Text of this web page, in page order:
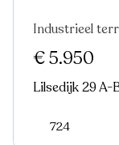
Industrieel
€ 5.950
Lilsedijk 29 A-
724